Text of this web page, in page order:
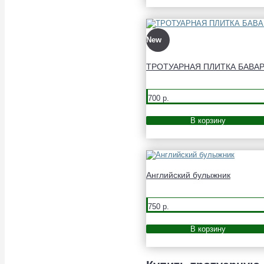
New
ТРОТУАРНАЯ ПЛИТКА
700 р.
В корзину
Английский булыжник
750 р.
В корзину